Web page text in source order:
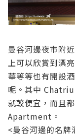
曼谷河邊夜市附
上可以欣賞到漂
華等等也有開設
呢。其中
就較便宜，而且
Apartment。
<曼谷河邊的名牌